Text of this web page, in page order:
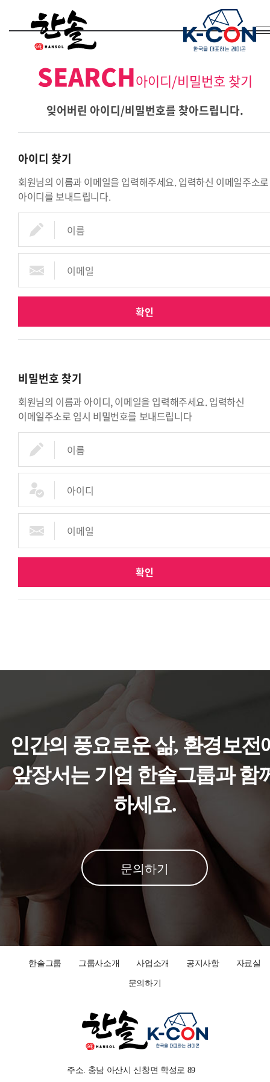
SEARCH아이디/비밀번호 찾기
잊어버린 아이디/비밀번호를 찾아드립니다.
아이디 찾기
회원님의 이름과 이메일을 입력해주세요. 입력하신 이메일주소로
아이디를 보내드립니다.
확인
비밀번호 찾기
회원님의 이름과 아이디, 이메일을 입력해주세요. 입력하신
이메일주소로 임시 비밀번호를 보내드립니다
확인
인간의 풍요로운 삶, 환경보전
앞장서는 기업 한솔그룹과 함
하세요.
문의하기
주소. 충남 아산시 신창면 학성로 89
한솔그룹 그룹사소개 사업소개 공지사항 자료실
문의하기